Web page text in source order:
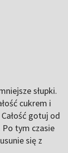
słupki.
cukrem i
gotuj od
tym czasie
się z